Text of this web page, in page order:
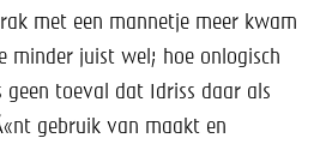
met een mannetje meer kwam
minder juist wel; hoe onlogisch
toeval dat Idriss daar als
gebruik van maakt en